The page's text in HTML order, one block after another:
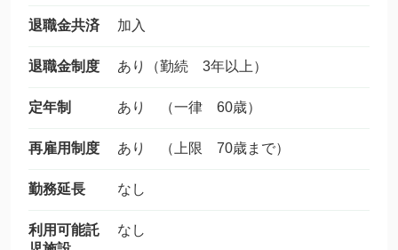
退職金共済 加入
退職金制度 あり（勤続 3年以上）
定年制 あり （一律 60歳）
再雇用制度 あり （上限 70歳まで）
勤務延長 なし
利用可能託
なし